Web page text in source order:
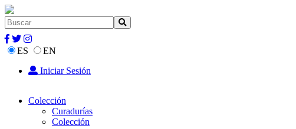
ES
EN
Iniciar Sesión
Colección
Curadurías
Colección